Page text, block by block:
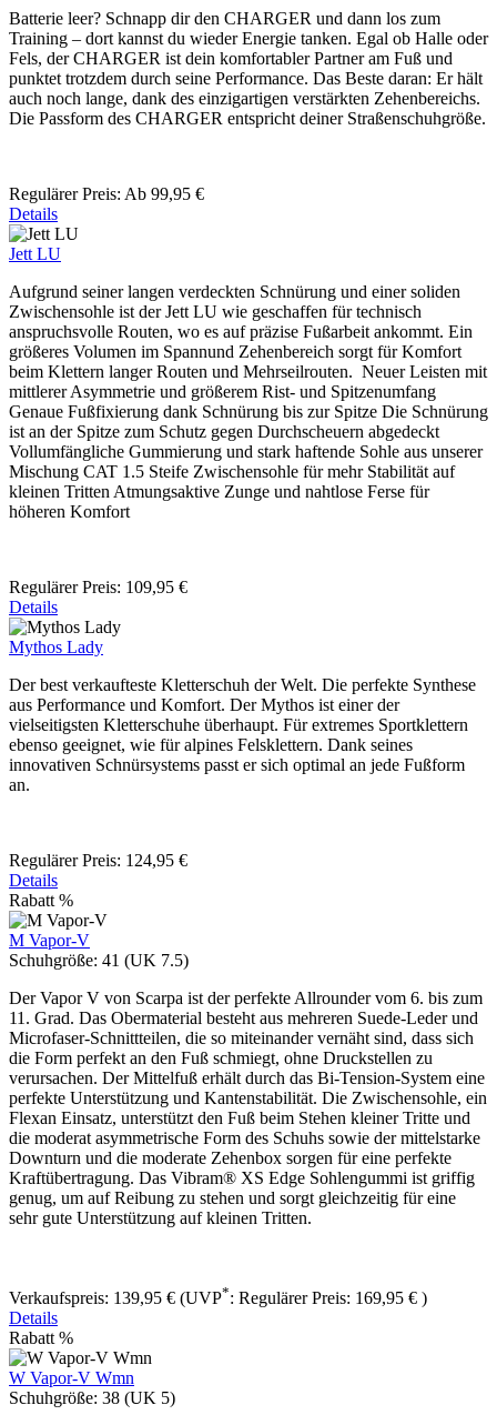
Batterie leer? Schnapp dir den CHARGER und dann los zum
Training – dort kannst du wieder Energie tanken. Egal ob Halle oder
Fels, der CHARGER ist dein komfortabler Partner am Fuß und
punktet trotzdem durch seine Performance. Das Beste daran: Er hält
auch noch lange, dank des einzigartigen verstärkten Zehenbereichs.
Die Passform des CHARGER entspricht deiner Straßenschuhgröße.
Regulärer Preis: Ab 99,95 €
Details
Jett LU
Aufgrund seiner langen verdeckten Schnürung und einer soliden
Zwischensohle ist der Jett LU wie geschaffen für technisch
anspruchsvolle Routen, wo es auf präzise Fußarbeit ankommt. Ein
größeres Volumen im Spannund Zehenbereich sorgt für Komfort
beim Klettern langer Routen und Mehrseilrouten. Neuer Leisten mit
mittlerer Asymmetrie und größerem Rist- und Spitzenumfang
Genaue Fußfixierung dank Schnürung bis zur Spitze Die Schnürung
ist an der Spitze zum Schutz gegen Durchscheuern abgedeckt
Vollumfängliche Gummierung und stark haftende Sohle aus unserer
Mischung CAT 1.5 Steife Zwischensohle für mehr Stabilität auf
kleinen Tritten Atmungsaktive Zunge und nahtlose Ferse für
höheren Komfort
Regulärer Preis: 109,95 €
Details
Mythos Lady
Der best verkaufteste Kletterschuh der Welt. Die perfekte Synthese
aus Performance und Komfort. Der Mythos ist einer der
vielseitigsten Kletterschuhe überhaupt. Für extremes Sportklettern
ebenso geeignet, wie für alpines Felsklettern. Dank seines
innovativen Schnürsystems passt er sich optimal an jede Fußform
an.
Regulärer Preis: 124,95 €
Details
Rabatt %
M Vapor-V
Schuhgröße: 41 (UK 7.5)
Der Vapor V von Scarpa ist der perfekte Allrounder vom 6. bis zum
11. Grad. Das Obermaterial besteht aus mehreren Suede-Leder und
Microfaser-Schnittteilen, die so miteinander vernäht sind, dass sich
die Form perfekt an den Fuß schmiegt, ohne Druckstellen zu
verursachen. Der Mittelfuß erhält durch das Bi-Tension-System eine
perfekte Unterstützung und Kantenstabilität. Die Zwischensohle, ein
Flexan Einsatz, unterstützt den Fuß beim Stehen kleiner Tritte und
die moderat asymmetrische Form des Schuhs sowie der mittelstarke
Downturn und die moderate Zehenbox sorgen für eine perfekte
Kraftübertragung. Das Vibram® XS Edge Sohlengummi ist griffig
genug, um auf Reibung zu stehen und sorgt gleichzeitig für eine
sehr gute Unterstützung auf kleinen Tritten.
Verkaufspreis: 139,95 € (UVP*: Regulärer Preis: 169,95 € )
Details
Rabatt %
W Vapor-V Wmn
Schuhgröße: 38 (UK 5)